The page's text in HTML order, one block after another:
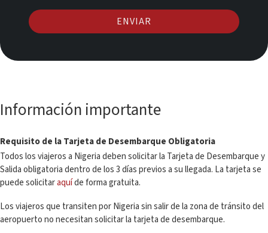
ENVIAR
Información importante
Requisito de la Tarjeta de Desembarque Obligatoria
Todos los viajeros a Nigeria deben solicitar la Tarjeta de Desembarque y
Salida obligatoria dentro de los 3 días previos a su llegada. La tarjeta se
puede solicitaraquíde forma gratuita.
Los viajeros que transiten por Nigeria sin salir de la zona de tránsito del
aeropuerto no necesitan solicitar la tarjeta de desembarque.